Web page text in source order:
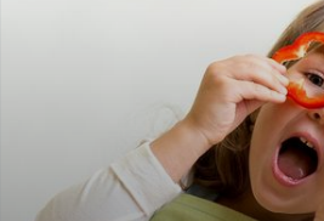
L'ARGUS DU BATEAU
http://www.argusdubateau.fr